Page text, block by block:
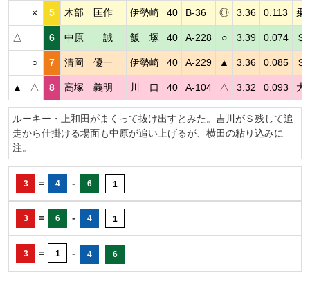
× 5 木部 匡作 伊勢崎 40 B-36 ◎ 3.36 0.113 乗
△ 6 中原 誠 飯 塚 40 A-228 ○ 3.39 0.074 Ｓ
○ 7 清岡 優一 伊勢崎 40 A-229 ▲ 3.36 0.085 Ｓ
▲ △ 8 高塚 義明 川 口 40 A-104 △ 3.32 0.093 大
ルーキー・上和田がまくって抜け出すとみた。吉川がＳ残して追
走から仕掛ける場面も中原が追い上げるが、横田の粘り込みに
注。
3 = 4 - 6 1
3 = 6 - 4 1
3 = 1 - 4 6